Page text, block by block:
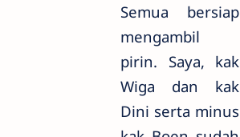
Semua bersiap
mengambil
pirin. Saya, kak
Wiga dan kak
Dini serta minus